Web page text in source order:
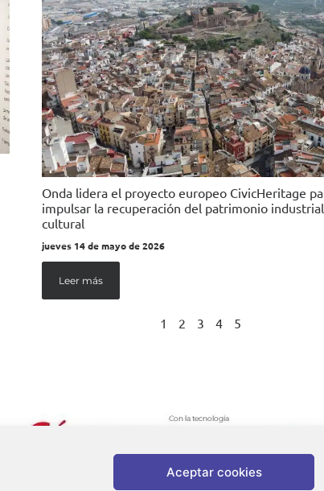
Aceptar cookies
Onda lidera el proyecto europeo CivicHeritage
impulsar la recuperación del patrimonio
cultural
jueves 14 de mayo de 2026
Leer más
1 2 3 4 5
Política de privacidad|Política de cookies